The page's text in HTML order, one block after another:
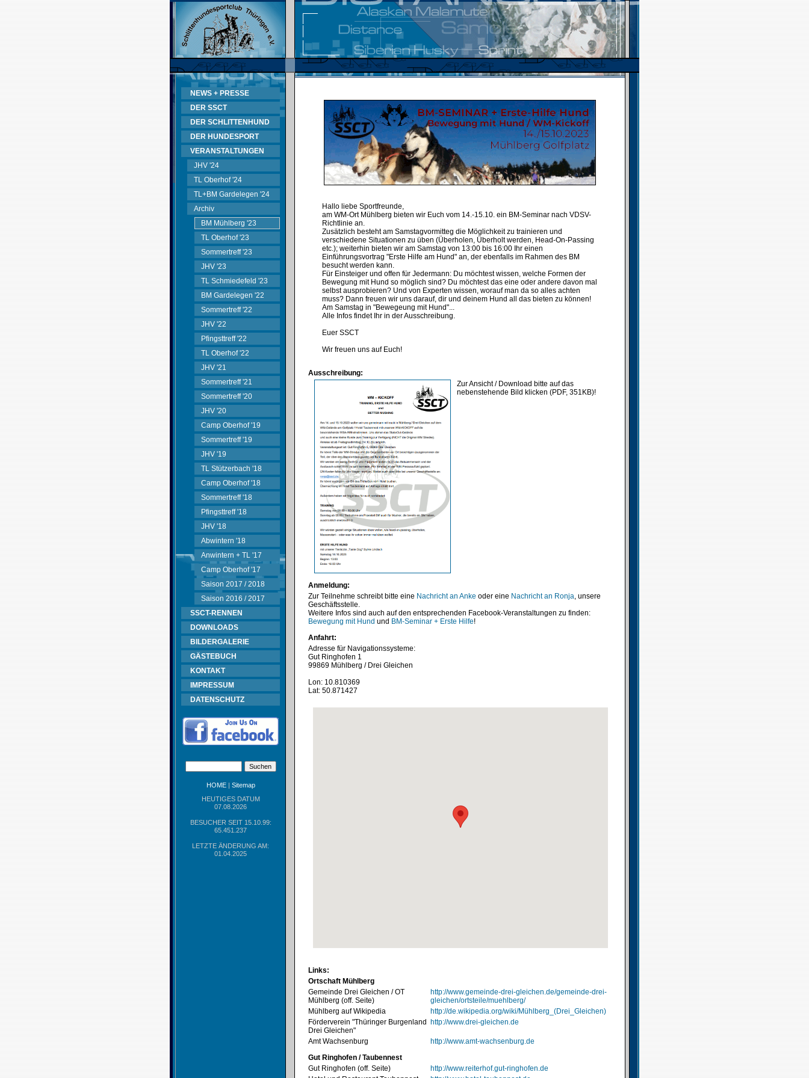
NEWS + PRESSE
DER SSCT
DER SCHLITTENHUND
DER HUNDESPORT
VERANSTALTUNGEN
JHV '24
TL Oberhof '24
TL+BM Gardelegen '24
Archiv
BM Mühlberg '23
TL Oberhof '23
Sommertreff '23
JHV '23
TL Schmiedefeld '23
BM Gardelegen '22
Sommertreff '22
JHV '22
Pfingsttreff '22
TL Oberhof '22
JHV '21
Sommertreff '21
Sommertreff '20
JHV '20
Camp Oberhof '19
Sommertreff '19
JHV '19
TL Stützerbach '18
Camp Oberhof '18
Sommertreff '18
Pfingsttreff '18
JHV '18
Abwintern '18
Anwintern + TL '17
Camp Oberhof '17
Saison 2017 / 2018
Saison 2016 / 2017
SSCT-RENNEN
DOWNLOADS
BILDERGALERIE
GÄSTEBUCH
KONTAKT
IMPRESSUM
DATENSCHUTZ
HOME| Sitemap
HEUTIGES DATUM
07.08.2026
BESUCHER SEIT 15.10.99:
65.451.237
LETZTE ÄNDERUNG AM:
01.04.2025
Hallo liebe Sportfreunde,
am WM-Ort Mühlberg bieten wir Euch vom 14.-15.10. ein BM-Seminar nach VDSV-
Richtlinie an.
Zusätzlich besteht am Samstagvormitteg die Möglichkeit zu trainieren und
verschiedene Situationen zu üben (Überholen, Überholt werden, Head-On-Passing
etc.); weiterhin bieten wir am Samstag von 13:00 bis 16:00 Ihr einen
Einführungsvortrag "Erste Hilfe am Hund" an, der ebenfalls im Rahmen des BM
besucht werden kann.
Für Einsteiger und offen für Jedermann: Du möchtest wissen, welche Formen der
Bewegung mit Hund so möglich sind? Du möchtest das eine oder andere davon mal
selbst ausprobieren? Und von Experten wissen, worauf man da so alles achten
muss? Dann freuen wir uns darauf, dir und deinem Hund all das bieten zu können!
Am Samstag in "Bewegeung mit Hund"...
Alle Infos findet Ihr in der Ausschreibung.
Euer SSCT
Wir freuen uns auf Euch!
Ausschreibung:
Zur Ansicht / Download bitte auf das
nebenstehende Bild klicken (PDF, 351KB)!
Anmeldung:
Zur Teilnehme schreibt bitte eine Nachricht an Anke oder eine Nachricht an Ronja, unsere
Geschäftsstelle.
Weitere Infos sind auch auf den entsprechenden Facebook-Veranstaltungen zu finden:
Bewegung mit Hund und BM-Seminar + Erste Hilfe!
Anfahrt:
Adresse für Navigationssysteme:
Gut Ringhofen 1
99869 Mühlberg / Drei Gleichen
Lon: 10.810369
Lat: 50.871427
Links:
Ortschaft Mühlberg
Gemeinde Drei Gleichen / OT
Mühlberg (off. Seite)
http://www.gemeinde-drei-gleichen.de/gemeinde-drei-
gleichen/ortsteile/muehlberg/
Mühlberg auf Wikipedia
http://de.wikipedia.org/wiki/Mühlberg_(Drei_Gleichen)
Förderverein "Thüringer Burgenland
Drei Gleichen"
http://www.drei-gleichen.de
Amt Wachsenburg
http://www.amt-wachsenburg.de
Gut Ringhofen / Taubennest
Gut Ringhofen (off. Seite)
http://www.reiterhof.gut-ringhofen.de